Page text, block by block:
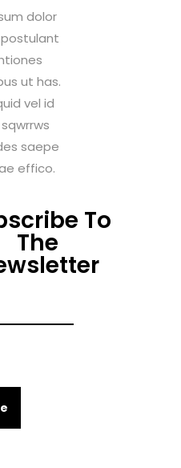
dolor
ut has.
vel id
saepe
effico.
To
The